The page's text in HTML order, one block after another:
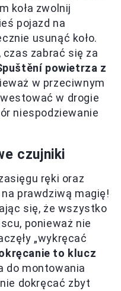
koła zwolnij
pojazd na
usunąć koło.
zabrać się za
powietrza z
w przeciwnym
w drogie
niespodziewanie
czujniki
ręki oraz
na prawdziwą magię!
się, że wszystko
ponieważ nie
„wykręcać
to klucz
do montowania
dokręcać zbyt